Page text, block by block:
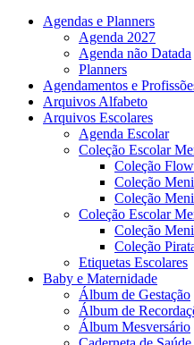
Agendas e Planners
Agenda 2027
Agenda não Datada
Planners
Agendamentos e
Arquivos Alfabeto
Arquivos Escolares
Agenda Escolar
Coleção Escolar
Coleção
Coleção
Coleção
Coleção Escolar
Coleção
Coleção
Etiquetas Escolares
Baby e Maternidade
Álbum de Gestação
Álbum de
Álbum Mesversário